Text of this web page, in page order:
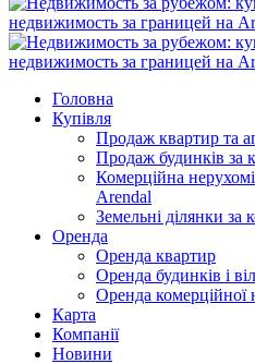
Головна
Купівля
Продаж квартир та
Продаж будинків за
Комерційна
Arendal
Земельні ділянки за
Оренда
Оренда квартир
Оренда будинків і
Оренда комерційної
Карта
Компанії
Новини